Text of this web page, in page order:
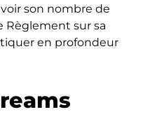
son nombre de
Règlement sur sa
en profondeur